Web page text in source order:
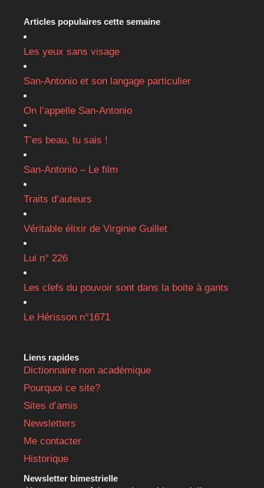
Articles populaires cette semaine
Les yeux sans visage
San-Antonio et son langage particulier
On l’appelle San-Antonio
T’es beau, tu sais !
San-Antonio – Le film
Traits d’auteurs
Véritable élixir de Virginie Guillet
Lui n° 226
Les clefs du pouvoir sont dans la boite à gants
Le Hérisson n°1671
Liens rapides
Dictionnaire non académique
Pourquoi ce site?
Sites d’amis
Newsletters
Me contacter
Historique
Newsletter bimestrielle